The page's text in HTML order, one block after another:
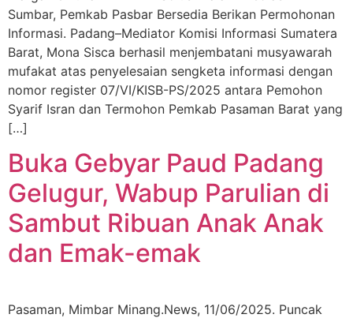
Sumbar, Pemkab Pasbar Bersedia Berikan Permohonan
Informasi. Padang–Mediator Komisi Informasi Sumatera
Barat, Mona Sisca berhasil menjembatani musyawarah
mufakat atas penyelesaian sengketa informasi dengan
nomor register 07/VI/KISB-PS/2025 antara Pemohon
Syarif Isran dan Termohon Pemkab Pasaman Barat yang
[…]
Buka Gebyar Paud Padang
Gelugur, Wabup Parulian di
Sambut Ribuan Anak Anak
dan Emak-emak
Pasaman, Mimbar Minang.News, 11/06/2025. Puncak